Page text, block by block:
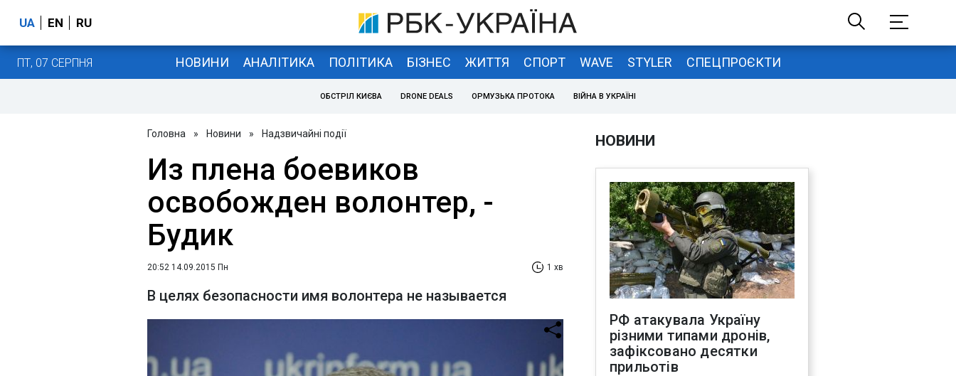
UA EN RU
ПТ, 07 СЕРПНЯ НОВИНИ АНАЛІТИКА ПОЛІТИКА БІЗНЕС ЖИТТЯ СПОРТ WAVE STYLER СПЕЦПРОЄКТИ
ОБСТРІЛ КИЄВА DRONE DEALS ОРМУЗЬКА ПРОТОКА ВІЙНА В УКРАЇНІ
Головна » Новини » Надзвичайні події
Из плена боевиков
освобожден волонтер, -
Будик
20:52 14.09.2015 Пн 1 хв
В целях безопасности имя волонтера не называется
НОВИНИ
РФ атакувала Україну
різними типами дронів,
зафіксовано десятки
прильотів